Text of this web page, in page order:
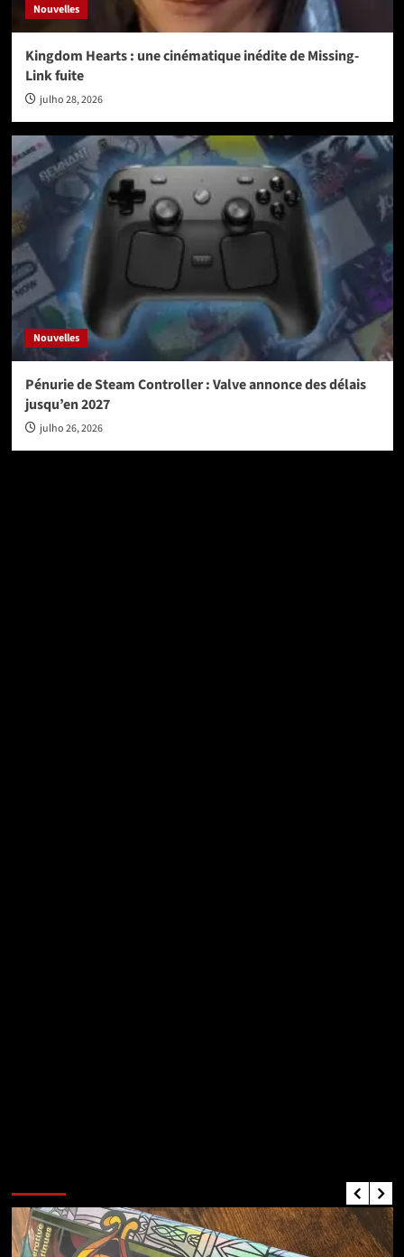
Nouvelles
Kingdom Hearts : une cinématique inédite de Missing-
Link fuite
julho 28, 2026
Nouvelles
Pénurie de Steam Controller : Valve annonce des délais
jusqu’en 2027
julho 26, 2026